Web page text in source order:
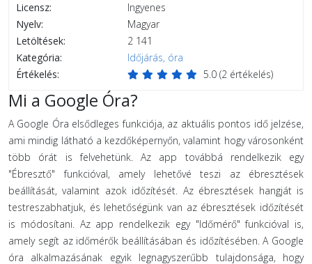
Licensz:
Ingyenes
Nyelv:
Magyar
Letöltések:
2 141
Kategória:
Időjárás, óra
Értékelés:
5.0 (2 értékelés)
Mi a Google Óra?
A Google Óra elsődleges funkciója, az aktuális pontos idő jelzése,
ami mindig látható a kezdőképernyőn, valamint hogy városonként
több órát is felvehetünk. Az app továbbá rendelkezik egy
"Ébresztő" funkcióval, amely lehetővé teszi az ébresztések
beállítását, valamint azok időzítését. Az ébresztések hangját is
testreszabhatjuk, és lehetőségünk van az ébresztések időzítését
is módosítani. Az app rendelkezik egy "Időmérő" funkcióval is,
amely segít az időmérők beállításában és időzítésében. A Google
óra alkalmazásának egyik legnagyszerűbb tulajdonsága, hogy